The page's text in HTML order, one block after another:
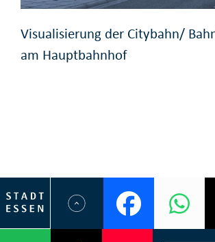
Visualisierung der Citybahn/
am Hauptbahnhof